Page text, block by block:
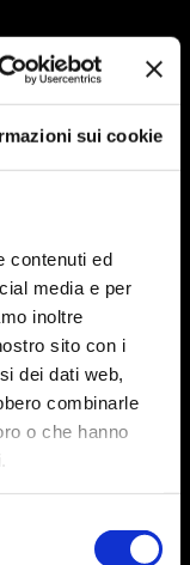
sui cookie
contenuti ed
media e per
inoltre
sito con i
dei dati web,
combinarle
o che hanno